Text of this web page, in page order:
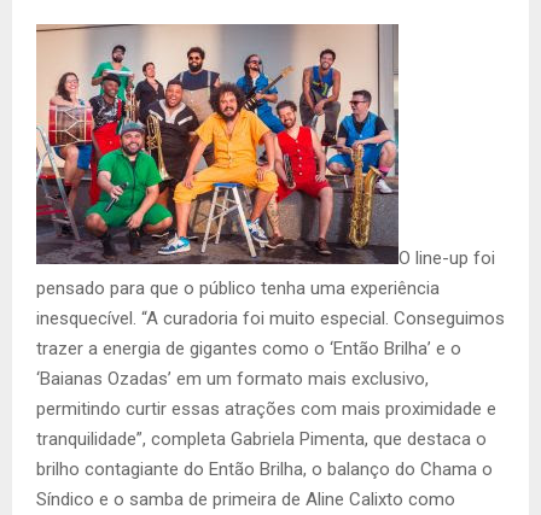
O line-up foi
pensado para que o público tenha uma experiência
inesquecível. “A curadoria foi muito especial. Conseguimos
trazer a energia de gigantes como o ‘Então Brilha’ e o
‘Baianas Ozadas’ em um formato mais exclusivo,
permitindo curtir essas atrações com mais proximidade e
tranquilidade”, completa Gabriela Pimenta, que destaca o
brilho contagiante do Então Brilha, o balanço do Chama o
Síndico e o samba de primeira de Aline Calixto como